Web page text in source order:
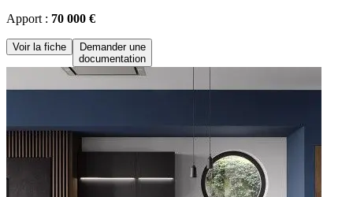
Apport : 70 000 €
Voir la fiche
Demander une
documentation